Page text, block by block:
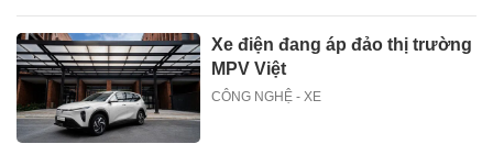
Xe điện đang áp đảo thị trường
MPV Việt
CÔNG NGHỆ - XE